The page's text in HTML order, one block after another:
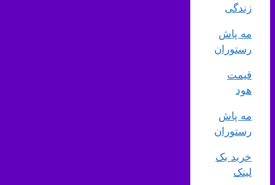
زندگی
مه پاش
رستوران
قیمت
هود
مه پاش
رستوران
خرید بک
لینک